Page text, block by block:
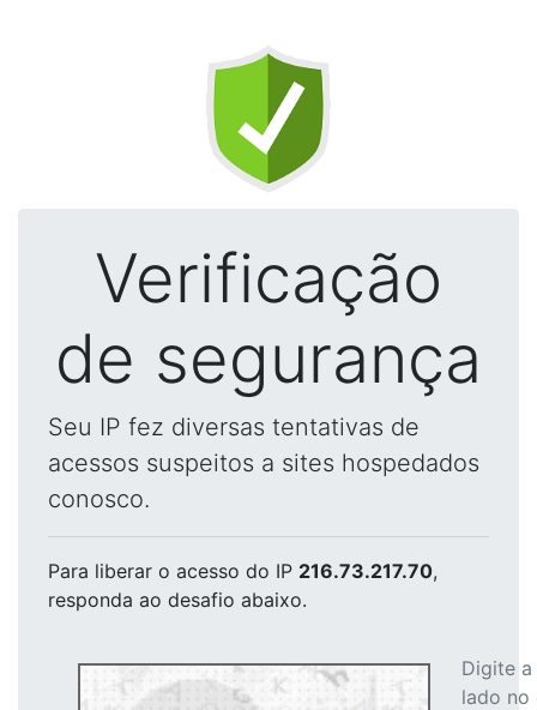
Verificação
de segurança
Seu IP fez diversas tentativas de
acessos suspeitos a sites hospedados
conosco.
Para liberar o acesso do IP 216.73.217.70,
responda ao desafio abaixo.
Digite
lado no